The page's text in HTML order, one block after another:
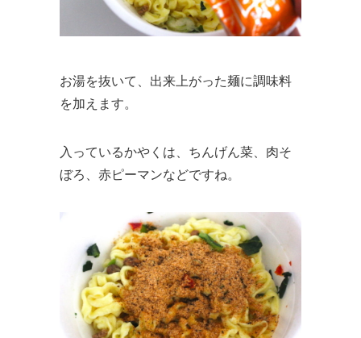
お湯を抜いて、出来上がった麺に調味料
を加えます。
入っているかやくは、ちんげん菜、肉そ
ぼろ、赤ピーマンなどですね。